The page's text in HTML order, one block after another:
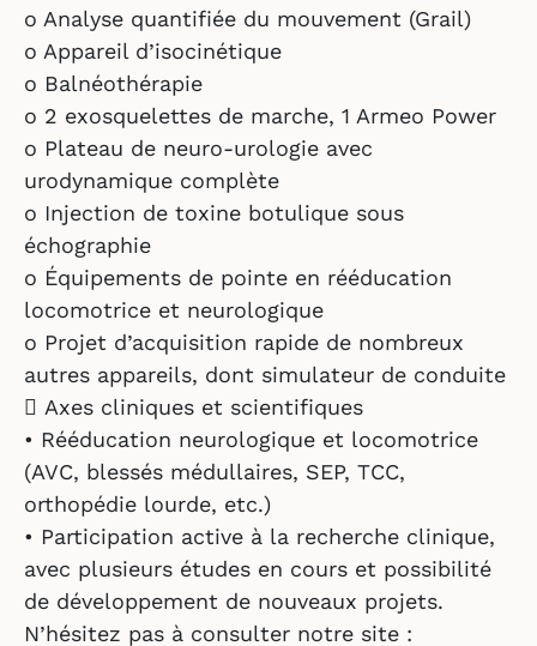
o Analyse quantifiée du mouvement (Grail)
o Appareil d’isocinétique
o Balnéothérapie
o 2 exosquelettes de marche, 1 Armeo Power
o Plateau de neuro-urologie avec
urodynamique complète
o Injection de toxine botulique sous
échographie
o Équipements de pointe en rééducation
locomotrice et neurologique
o Projet d’acquisition rapide de nombreux
autres appareils, dont simulateur de conduite
 Axes cliniques et scientifiques
• Rééducation neurologique et locomotrice
(AVC, blessés médullaires, SEP, TCC,
orthopédie lourde, etc.)
• Participation active à la recherche clinique,
avec plusieurs études en cours et possibilité
de développement de nouveaux projets.
N’hésitez pas à consulter notre site :